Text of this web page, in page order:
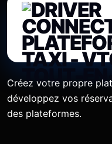
Créez votre propre
développez vos
des plateformes.